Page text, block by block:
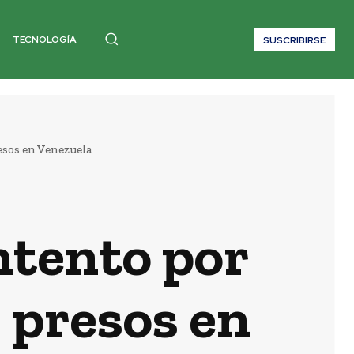
TECNOLOGÍA SUSCRIBIRSE
en Venezuela
por
en